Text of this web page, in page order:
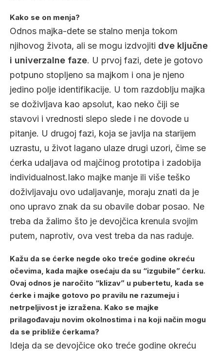
Kako se on menja?
Odnos majka-dete se stalno menja tokom
njihovog života, ali se mogu izdvojiti dve ključne
i univerzalne faze. U prvoj fazi, dete je gotovo
potpuno stopljeno sa majkom i ona je njeno
jedino polje identifikacije. U tom razdoblju majka
se doživljava kao apsolut, kao neko čiji se
stavovi i vrednosti slepo slede i ne dovode u
pitanje. U drugoj fazi, koja se javlja na starijem
uzrastu, u život lagano ulaze drugi uzori, čime se
ćerka udaljava od majčinog prototipa i zadobija
individualnost.Iako majke manje ili više teško
doživljavaju ovo udaljavanje, moraju znati da je
ono upravo znak da su obavile dobar posao. Ne
treba da žalimo što je devojčica krenula svojim
putem, naprotiv, ova vest treba da nas raduje.
Kažu da se ćerke negde oko treće godine okreću
očevima, kada majke osećaju da su “izgubile” ćerku.
Ovaj odnos je naročito “klizav” u pubertetu, kada se
ćerke i majke gotovo po pravilu ne razumeju i
netrpeljivost je izražena. Kako se majke
prilagođavaju novim okolnostima i na koji način mogu
da se približe ćerkama?
Ideja da se devojčice oko treće godine okreću